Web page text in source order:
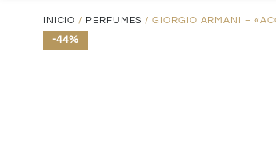
INICIO / PERFUMES / GIORGIO ARMANI –
-44%